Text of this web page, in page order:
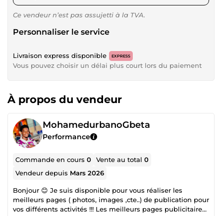
Ce vendeur n’est pas assujetti à la TVA.
Personnaliser le service
Livraison express disponible EXPRESS
Vous pouvez choisir un délai plus court lors du paiement
À propos du vendeur
MohamedurbanoGbeta
Performance
Commande en cours0 Vente au total0
Vendeur depuis Mars 2026
Bonjour 😊 Je suis disponible pour vous réaliser les
meilleurs pages ( photos, images ,cte..) de publication pour
vos différents activités !!! Les meilleurs pages publicitaire